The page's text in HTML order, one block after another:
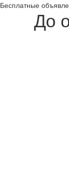
Бесплатные
До